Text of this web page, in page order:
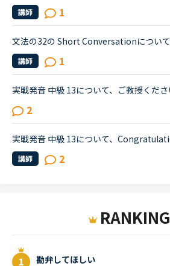
講師 1
講師 1
2
講師 2
RANKING
勘弁してほしい